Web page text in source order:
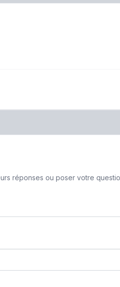
réponses ou poser votre